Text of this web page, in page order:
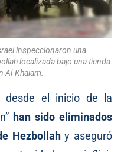
inspeccionaron una
localizada bajo una tienda
Al-Khaiam.
desde el inicio de la
han sido eliminados
Hezbollahy aseguró